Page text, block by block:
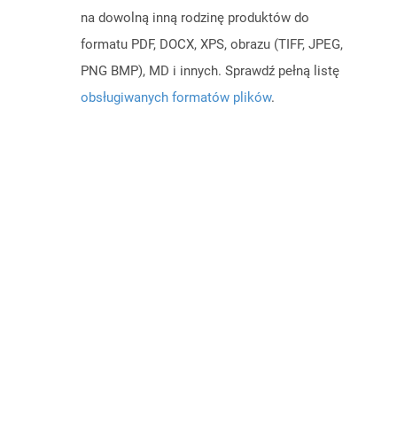
na dowolną inną rodzinę produktów do
formatu PDF, DOCX, XPS, obrazu (TIFF, JPEG,
PNG BMP), MD i innych. Sprawdź pełną listę
obsługiwanych formatów plików.